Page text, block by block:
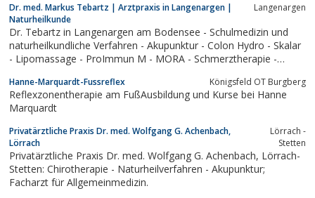
Dr. med. Markus Tebartz | Arztpraxis in Langenargen |
Naturheilkunde
Langenargen
Dr. Tebartz in Langenargen am Bodensee - Schulmedizin und
naturheilkundliche Verfahren - Akupunktur - Colon Hydro - Skalar
- Lipomassage - ProImmun M - MORA - Schmerztherapie -
Hanne-Marquardt-Fussreflex Königsfeld OT Burgberg
Reflexzonentherapie am FußAusbildung und Kurse bei Hanne
Marquardt
Privatärztliche Praxis Dr. med. Wolfgang G. Achenbach,
Lörrach
Lörrach -
Stetten
Privatärztliche Praxis Dr. med. Wolfgang G. Achenbach, Lörrach-
Stetten: Chirotherapie - Naturheilverfahren - Akupunktur;
Facharzt für Allgemeinmedizin.